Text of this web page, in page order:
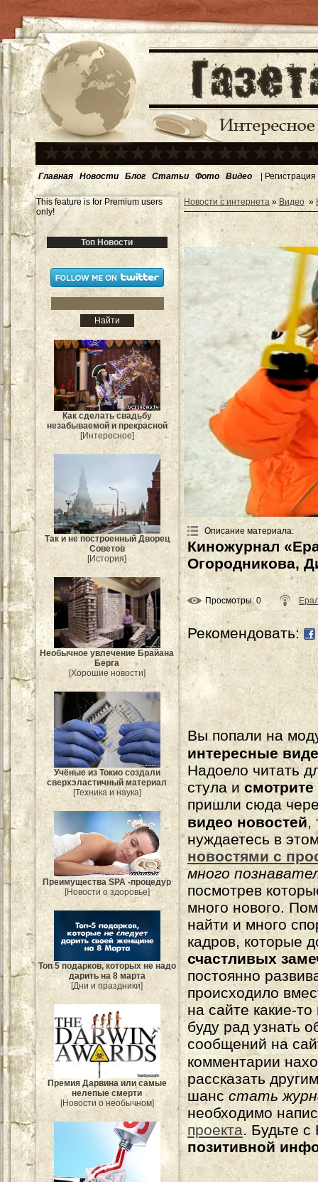
Главная Новости Блог Статьи Фото Видео | Регистрация
This feature is for Premium users
only!
Топ Новости
Как сделать свадьбу
незабываемой и прекрасной
[Интересное]
Так и не построенный Дворец
Советов
[История]
Необычное увлечение Брайана
Берга
[Хорошие новости]
Учёные из Токио создали
сверхэластичный материал
[Техника и наука]
Преимущества SPA -процедур
[Новости о здоровье]
Топ 5 подарков, которых не надо
дарить на 8 марта
[Дни и праздники]
Премия Дарвина или самые
нелепые смерти
[Новости о необычном]
Новости с интернета » Видео »
Описание материала:
Киножурнал
Огородникова,
Просмотры: 0
Рекомендовать:
Вы попали на
интересные
Надоело читать
стула и
пришли сюда
видео новостей,
нуждаетесь в
новостями с
много
посмотрев
много нового.
найти и много
кадров, которые
счастливых
постоянно
происходило
на сайте какие-
буду рад узнать
сообщений на
комментарии
рассказать
шанс стать
необходимо
проекта. Будьте
позитивной